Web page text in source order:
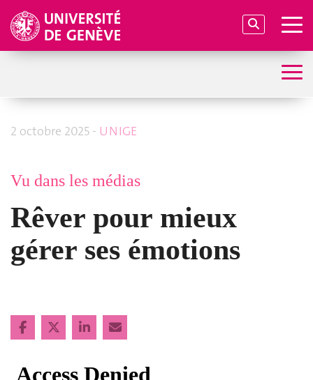
2 octobre 2025 - UNIGE
Vu dans les médias
Rêver pour mieux
gérer ses émotions